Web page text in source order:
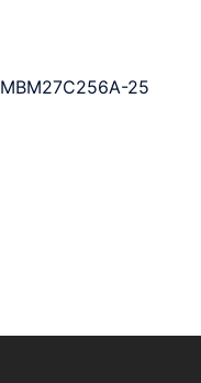
MBM27C256A-25